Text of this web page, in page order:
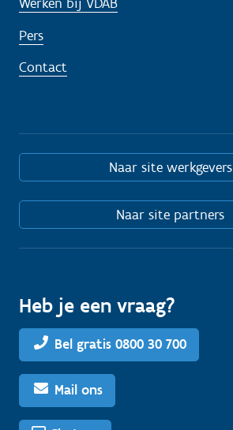
Pers
Contact
Naar site werkgevers
Naar site partners
Heb je een vraag?
Bel gratis 0800 30 700
Mail ons